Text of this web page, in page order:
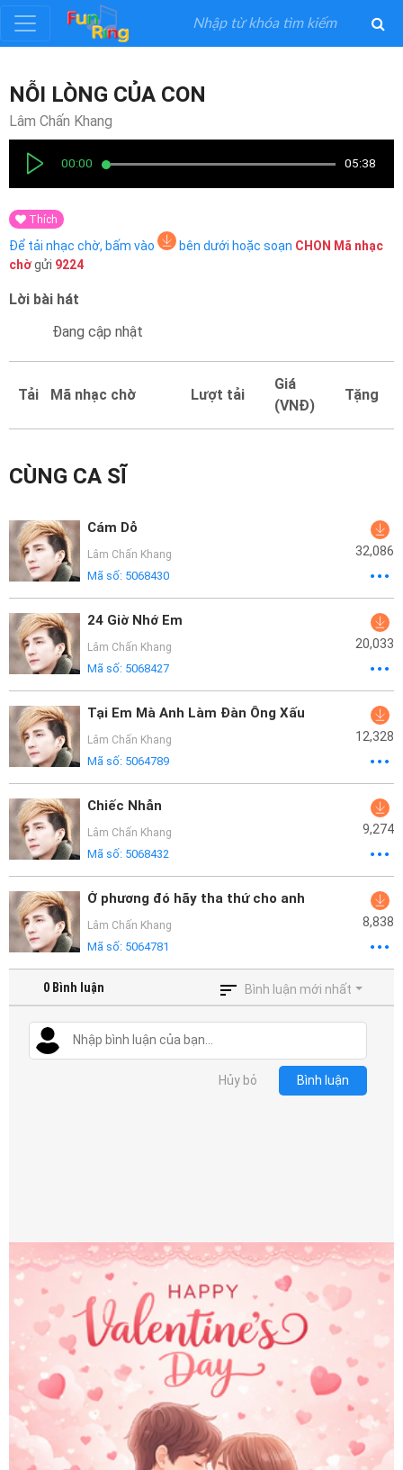
Đăng
ký
nhập
Thể
Loại
Nghệ
Mại
Dẫn
Funring
Doanh
Nghiệp
NỖI LÒNG CỦA CON
Lâm Chấn Khang
00:00 05:38
Thích
Để tải nhạc chờ, bấm vào bên dưới hoặc soạn CHON Mã nhạc
chờgửi 9224
Lời bài hát
Đang cập nhật
Tải Mã nhạc chờ Lượt tải
Giá
(VNĐ)
Tặng
CÙNG CA SĨ
Cám Dỗ
Lâm Chấn Khang
Mã số: 5068430
32,086
24 Giờ Nhớ Em
Lâm Chấn Khang
Mã số: 5068427
20,033
Tại Em Mà Anh Làm Đàn Ông Xấu
Lâm Chấn Khang
Mã số: 5064789
12,328
Chiếc Nhẫn
Lâm Chấn Khang
Mã số: 5068432
9,274
Ở phương đó hãy tha thứ cho anh
Lâm Chấn Khang
Mã số: 5064781
8,838
0 Bình luận Bình luận mới nhất
Hủy bỏ Bình luận